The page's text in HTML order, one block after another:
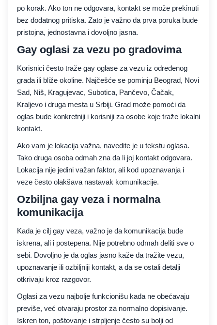
po korak. Ako ton ne odgovara, kontakt se može prekinuti
bez dodatnog pritiska. Zato je važno da prva poruka bude
pristojna, jednostavna i dovoljno jasna.
Gay oglasi za vezu po gradovima
Korisnici često traže gay oglase za vezu iz određenog
grada ili bliže okoline. Najčešće se pominju Beograd, Novi
Sad, Niš, Kragujevac, Subotica, Pančevo, Čačak,
Kraljevo i druga mesta u Srbiji. Grad može pomoći da
oglas bude konkretniji i korisniji za osobe koje traže lokalni
kontakt.
Ako vam je lokacija važna, navedite je u tekstu oglasa.
Tako druga osoba odmah zna da li joj kontakt odgovara.
Lokacija nije jedini važan faktor, ali kod upoznavanja i
veze često olakšava nastavak komunikacije.
Ozbiljna gay veza i normalna
komunikacija
Kada je cilj gay veza, važno je da komunikacija bude
iskrena, ali i postepena. Nije potrebno odmah deliti sve o
sebi. Dovoljno je da oglas jasno kaže da tražite vezu,
upoznavanje ili ozbiljniji kontakt, a da se ostali detalji
otkrivaju kroz razgovor.
Oglasi za vezu najbolje funkcionišu kada ne obećavaju
previše, već otvaraju prostor za normalno dopisivanje.
Iskren ton, poštovanje i strpljenje često su bolji od